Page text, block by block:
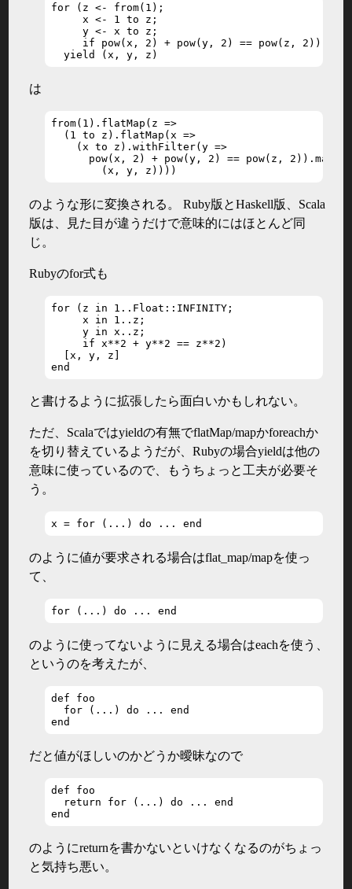
for (z <- from(1);
     x <- 1 to z;
     y <- x to z;
     if pow(x, 2) + pow(y, 2) == pow(z, 2))
  yield (x, y, z)
は
from(1).flatMap(z =>
  (1 to z).flatMap(x =>
    (x to z).withFilter(y =>
pow(x, 2) + pow(y, 2) == pow(z, 2)).map(y
        (x, y, z))))
のような形に変換される。 Ruby版とHaskell版、Scala
版は、見た目が違うだけで意味的にはほとんど同
じ。
Rubyのfor式も
for (z in 1..Float::INFINITY;
     x in 1..z;
     y in x..z;
     if x**2 + y**2 == z**2)
  [x, y, z]
end
と書けるように拡張したら面白いかもしれない。
ただ、Scalaではyieldの有無でflatMap/mapかforeachか
を切り替えているようだが、Rubyの場合yieldは他の
意味に使っているので、もうちょっと工夫が必要そ
う。
x = for (...) do ... end
のように値が要求される場合はflat_map/mapを使っ
て、
for (...) do ... end
のように使ってないように見える場合はeachを使う、
というのを考えたが、
def foo
  for (...) do ... end
end
だと値がほしいのかどうか曖昧なので
def foo
  return for (...) do ... end
end
のようにreturnを書かないといけなくなるのがちょっ
と気持ち悪い。